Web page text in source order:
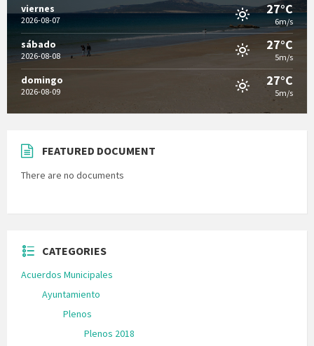
viernes
2026-08-07
27°C
6m/s
sábado
2026-08-08
27°C
5m/s
domingo
2026-08-09
27°C
5m/s
FEATURED DOCUMENT
There are no documents
CATEGORIES
Acuerdos Municipales
Ayuntamiento
Plenos
Plenos 2018